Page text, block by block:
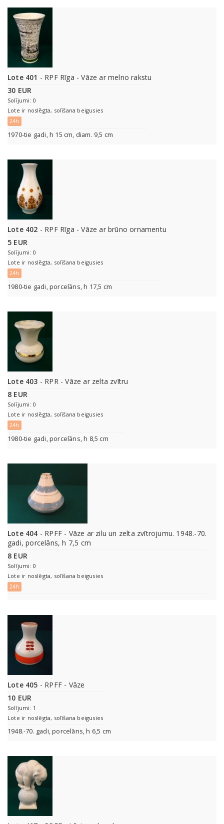
Lote 401 - RPF Rīga - Vāze ar melno rakstu
30 EUR
Solījumi: 0
Lote ir noslēgta, solīšana beigusies
24h
1970-tie gadi, h 15 cm, diam. 9,5 cm
Lote 402 - RPF Rīga - Vāze ar brūno ornamentu
5 EUR
Solījumi: 0
Lote ir noslēgta, solīšana beigusies
24h
1980-tie gadi, porcelāns, h 17,5 cm
Lote 403 - RPR - Vāze ar zelta zvītru
8 EUR
Solījumi: 0
Lote ir noslēgta, solīšana beigusies
24h
1980-tie gadi, porcelāns, h 8,5 cm
Lote 404 - RPFF - Vāze ar zilu un zelta zvītrojumu. 1948.-70.
gadi, porcelāns, h 7,5 cm
8 EUR
Solījumi: 0
Lote ir noslēgta, solīšana beigusies
24h
Lote 405 - RPFF - Vāze
10 EUR
Solījumi: 1
Lote ir noslēgta, solīšana beigusies
1948.-70. gadi, porcelāns, h 6,5 cm